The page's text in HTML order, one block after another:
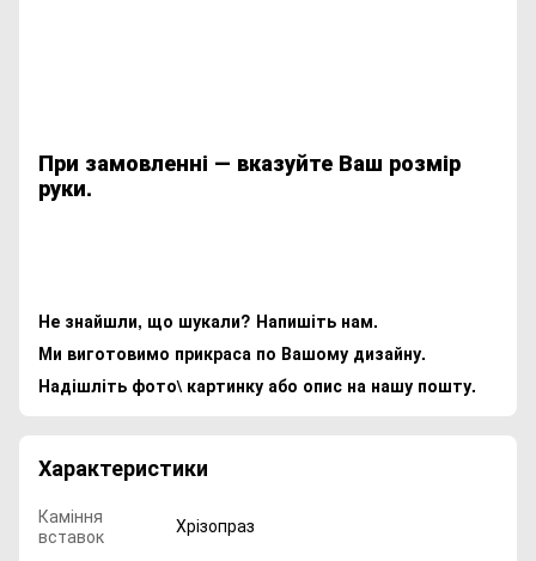
При замовленні ― вказуйте Ваш розмір
руки.
Не знайшли, що шукали? Напишіть нам.
Ми виготовимо прикраса по Вашому дизайну.
Надішліть фото\ картинку або опис на нашу пошту.
Характеристики
Каміння
вставок
Хрізопраз